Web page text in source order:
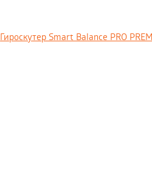
Гироскутер Smart Balance PRO